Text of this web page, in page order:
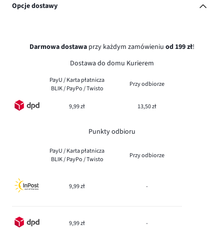
Opcje dostawy
Darmowa dostawa przy każdym zamówieniu od 199 zł!
Dostawa do domu Kurierem
PayU / Karta płatnicza
BLIK / PayPo / Twisto
Przy odbiorze
9,99 zł 13,50 zł
Punkty odbioru
PayU / Karta płatnicza
BLIK / PayPo / Twisto
Przy odbiorze
9,99 zł -
9,99 zł -